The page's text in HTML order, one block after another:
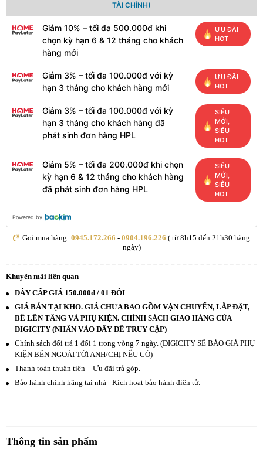
TÀI CHÍNH)
Giảm 10% – tối đa 500.000đ khi
chọn kỳ hạn 6 & 12 tháng cho khách
hàng mới
ƯU ĐÃI
HOT
Giảm 3% – tối đa 100.000đ với kỳ
hạn 3 tháng cho khách hàng mới
ƯU ĐÃI
HOT
Giảm 3% – tối đa 100.000đ với kỳ
hạn 3 tháng cho khách hàng đã
phát sinh đơn hàng HPL
SIÊU
MỚI,
SIÊU
HOT
Giảm 5% – tối đa 200.000đ khi chọn
kỳ hạn 6 & 12 tháng cho khách hàng
đã phát sinh đơn hàng HPL
SIÊU
MỚI,
SIÊU
HOT
Powered by
Gọi mua hàng: 0945.172.266 - 0904.196.226 ( từ 8h15 đến 21h30 hàng
ngày)
Khuyến mãi liên quan
DÂY CẤP GIÁ 150.000đ / 01 ĐÔI
GIÁ BÁN TẠI KHO. GIÁ CHƯA BAO GỒM VẬN CHUYỂN, LẮP ĐẶT,
BÊ LÊN TẦNG VÀ PHỤ KIỆN. CHÍNH SÁCH GIAO HÀNG CỦA
DIGICITY (NHẤN VÀO ĐÂY ĐỂ TRUY CẬP)
Chính sách đổi trả 1 đổi 1 trong vòng 7 ngày. (DIGICITY SẼ BÁO GIÁ PHỤ
KIỆN BÊN NGOÀI TỚI ANH/CHỊ NẾU CÓ)
Thanh toán thuận tiện – Ưu đãi trả góp.
Bảo hành chính hãng tại nhà - Kích hoạt bảo hành điện tử.
Thông tin sản phẩm